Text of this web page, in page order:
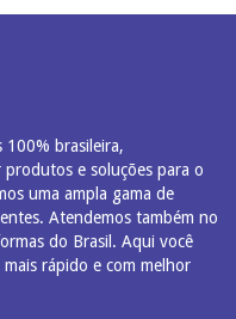
100% brasileira,
e soluções para o
uma ampla gama de
Atendemos também no
do Brasil. Aqui você
rápido e com melhor